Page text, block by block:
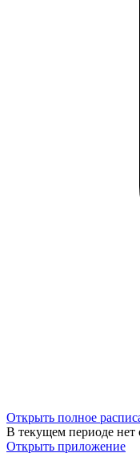
Открыть полное
В текущем периоде
Открыть приложение